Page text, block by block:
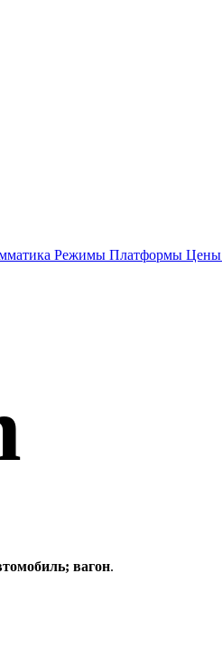
Режимы Платформы Цены
вагон.